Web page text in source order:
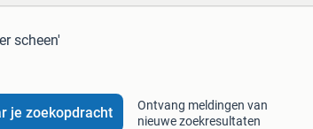
scheen'
je zoekopdracht
Ontvang meldingen van
nieuwe zoekresultaten